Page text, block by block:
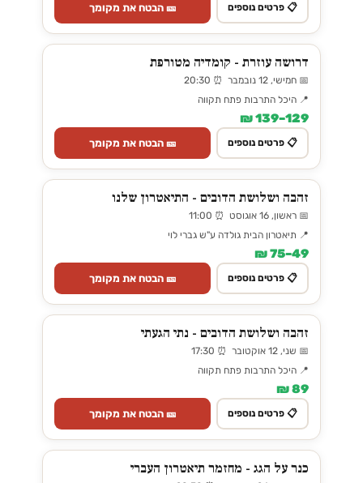
📋 פרטים נוספים 🎫 הבטח את מקומך
דרושה עוזרת - קומדיה מטורפת
📅 חמישי, 12 נובמבר ⏰ 20:30
📍 היכל התרבות פתח תקווה
129–139 ₪
📋 פרטים נוספים 🎫 הבטח את מקומך
זהבה ושלושת הדובים - התיאטרון שלנו
📅 ראשון, 16 אוגוסט ⏰ 11:00
📍 תיאטרון הבית גולדה ע"ש גברי לוי
49–75 ₪
📋 פרטים נוספים 🎫 הבטח את מקומך
זהבה ושלושת הדובים - נתי הגעתי
📅 שני, 12 אוקטובר ⏰ 17:30
📍 היכל התרבות פתח תקווה
89 ₪
📋 פרטים נוספים 🎫 הבטח את מקומך
כנר על הגג - מחזמר תיאטרון העברי